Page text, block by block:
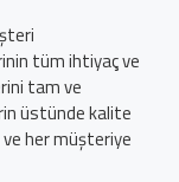
tüm ihtiyaç ve
tam ve
üstünde kalite
her müşteriye